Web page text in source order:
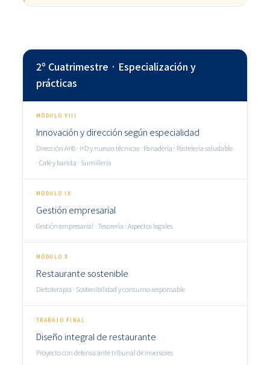
2º Cuatrimestre · Especialización y
prácticas
MÓDULO VIII
Innovación y dirección según especialidad
Dirección A+B · I+D y nuevas técnicas · Panadería · Pastelería saludable
· Café y barista · Sumillería
MÓDULO IX
Gestión empresarial
Gestión empresarial · Tesorería · Aspectos legales
MÓDULO X
Restaurante sostenible
Dietoterapia · Sostenibilidad y consumo responsable
TRABAJO FINAL
Diseño integral de restaurante
Proyecto con defensa ante tribunal de inversores